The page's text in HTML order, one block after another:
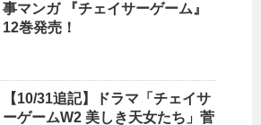
事マンガ 『チェイサーゲーム』
12巻発売！
【10/31追記】ドラマ「チェイサ
ーゲームW2 美しき天女たち」菅